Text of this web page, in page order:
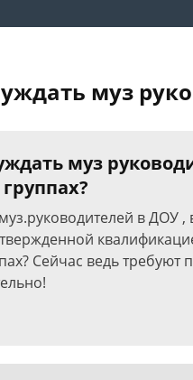
муз
муз
в ДОУ ,
Сейчас ведь